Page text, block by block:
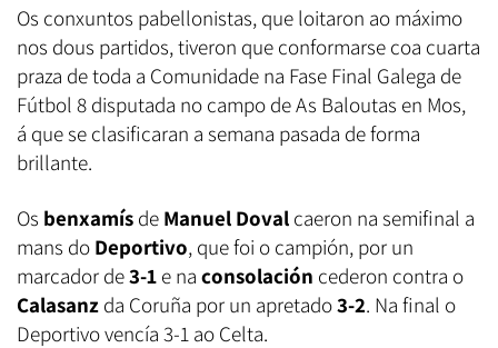
Os conxuntos pabellonistas, que loitaron ao máximo
nos dous partidos, tiveron que conformarse coa cuarta
praza de toda a Comunidade na Fase Final Galega de
Fútbol 8 disputada no campo de As Baloutas en Mos,
á que se clasificaran a semana pasada de forma
brillante.
Os benxamís de Manuel Doval caeron na semifinal a
mans do Deportivo, que foi o campión, por un
marcador de3-1 e na consolación cederon contra o
Calasanz da Coruña por un apretado3-2. Na final o
Deportivo vencía 3-1 ao Celta.